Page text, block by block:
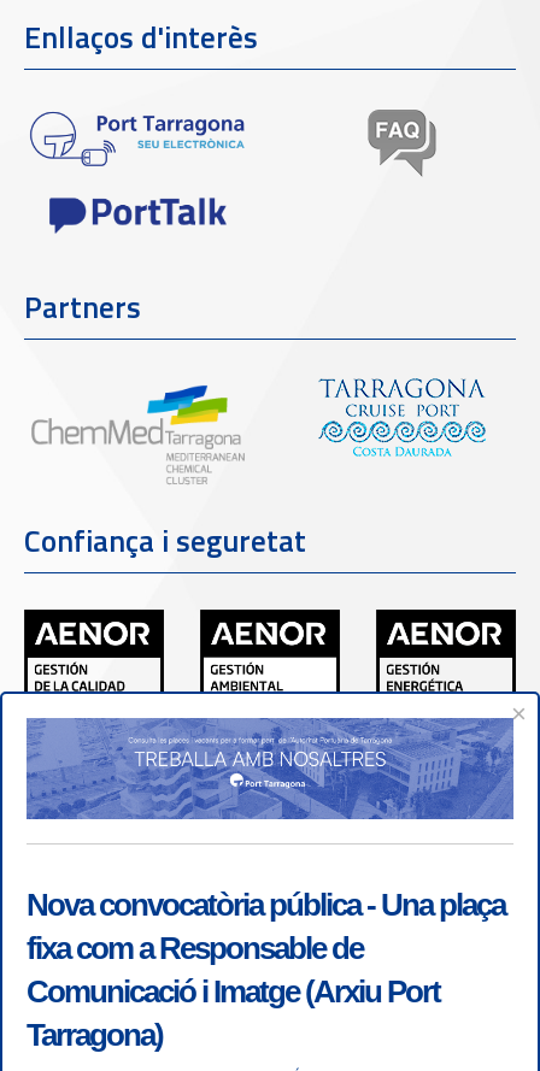
Enllaços d'interès
Partners
Confiança i seguretat
×
Nova convocatòria pública - Una plaça
fixa com a Responsable de
Comunicació i Imatge (Arxiu Port
Tarragona)